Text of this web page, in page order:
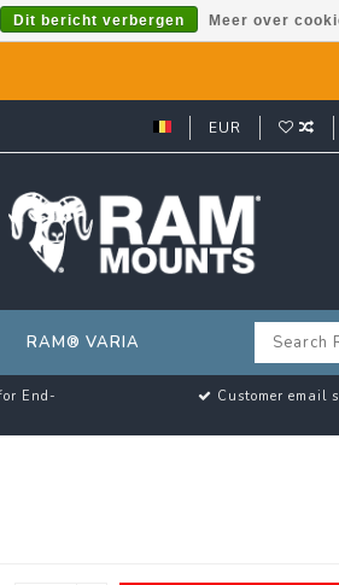
EUR
RAM® VARIA
End- Customer email
Dit bericht verbergen Meer over